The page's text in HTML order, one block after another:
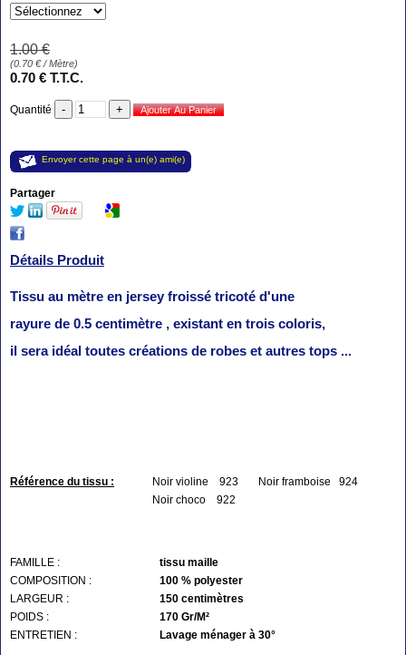
1.00 €
(0.70 €/ Mètre)
0.70 € T.T.C.
Quantité
Envoyer cette page à un(e) ami(e)
Partager
Détails Produit
Tissu au mètre en jersey froissé tricoté d'une
rayure de 0.5 centimètre , existant en trois coloris,
il sera idéal toutes créations de robes et autres tops ...
Référence du tissu : Noir violine 923
Noir framboise 924
Noir choco 922
FAMILLE :
tissu maille
COMPOSITION :
100 % polyester
LARGEUR :
150 centimètres
POIDS :
170 Gr/M²
ENTRETIEN :
Lavage ménager à 30°